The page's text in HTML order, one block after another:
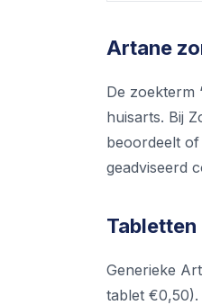
Artane
De zoekterm
huisarts. Bij
beoordeelt
geadviseerd
Generieke
tablet